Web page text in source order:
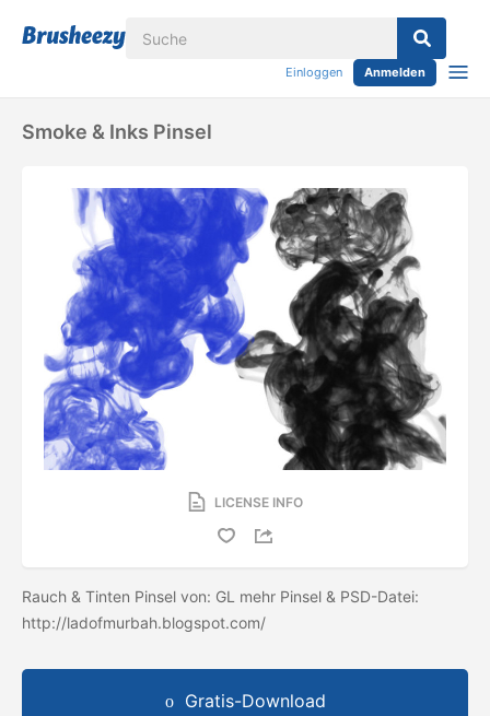
Einloggen Anmelden
Smoke & Inks Pinsel
LICENSE INFO
Rauch & Tinten Pinsel von: GL mehr Pinsel & PSD-Datei:
http://ladofmurbah.blogspot.com/
Gratis-Download